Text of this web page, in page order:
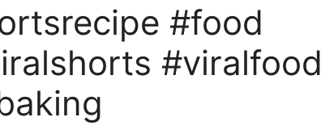
#food
#viralfood